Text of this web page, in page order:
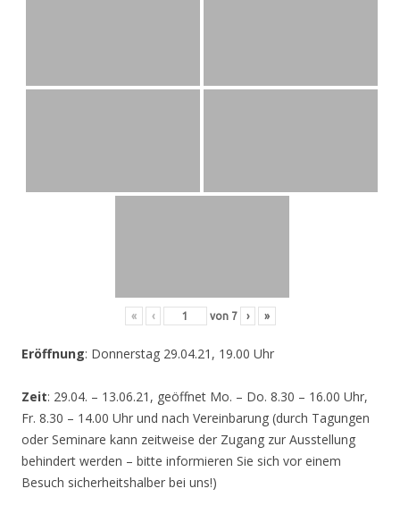
« ‹ von 7 › »
Eröffnung: Donnerstag 29.04.21, 19.00 Uhr
Zeit: 29.04. – 13.06.21, geöffnet Mo. – Do. 8.30 – 16.00 Uhr,
Fr. 8.30 – 14.00 Uhr und nach Vereinbarung (durch Tagungen
oder Seminare kann zeitweise der Zugang zur Ausstellung
behindert werden – bitte informieren Sie sich vor einem
Besuch sicherheitshalber bei uns!)